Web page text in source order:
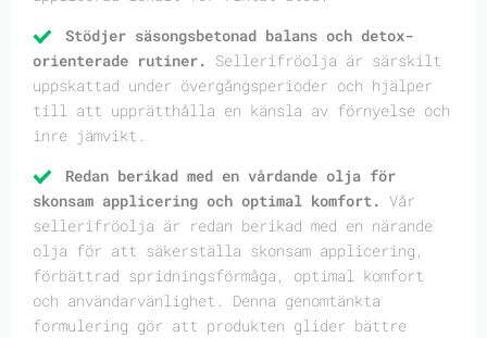
Stödjer säsongsbetonad balans och detox-
orienterade rutiner. Sellerifröolja är särskilt
uppskattad under övergångsperioder och hjälper
till att upprätthålla en känsla av förnyelse och
inre jämvikt.
Redan berikad med en vårdande olja för
skonsam applicering och optimal komfort. Vår
sellerifröolja är redan berikad med en närande
olja för att säkerställa skonsam applicering,
förbättrad spridningsförmåga, optimal komfort
och användarvänlighet. Denna genomtänkta
formulering gör att produkten glider bättre